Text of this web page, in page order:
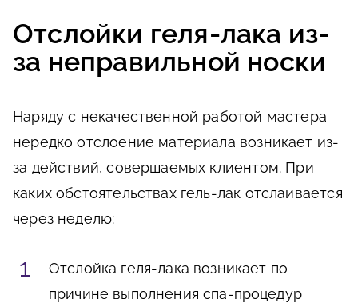
Отслойки геля-лака из-
за неправильной носки
Наряду с некачественной работой мастера
нередко отслоение материала возникает из-
за действий, совершаемых клиентом. При
каких обстоятельствах гель-лак отслаивается
через неделю:
Отслойка геля-лака возникает по
причине выполнения спа-процедур